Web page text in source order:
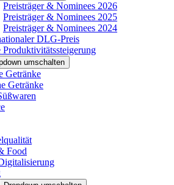
Preisträger & Nominees 2026
Preisträger & Nominees 2025
Preisträger & Nominees 2024
DLG-Preis
Produktivitätssteigerung
umschalten
Getränke
Getränke
Food